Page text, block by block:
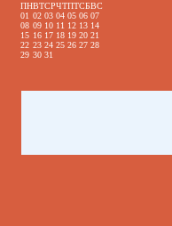
ПНВТСРЧТПТСБВС
01 02 03 04 05 06 07
08 09 10 11 12 13 14
15 16 17 18 19 20 21
22 23 24 25 26 27 28
29 30 31